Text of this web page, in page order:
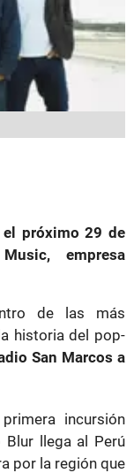
próximo 29 de
empresa
de las más
historia del pop-
San Marcos a
incursión
Blur llega al Perú
por la región que